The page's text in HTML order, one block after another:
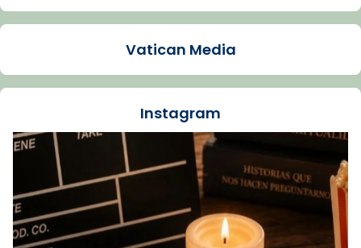
Mons. Sergi Gordo, bisbe de Tortosa, ha
Santes de Mataró.
🔗tinyurl.com/cvu5jmbk
Foto
View on Facebook Share
Arquebisbat de Barcelonais at Catedral
de Barcelona.
1 week ago
Vatican Media
Instagram